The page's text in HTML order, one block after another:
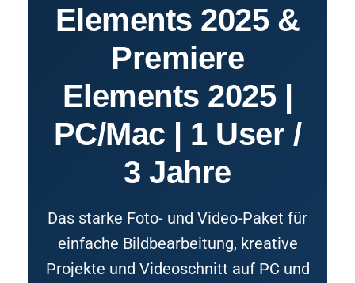
Elements 2025 &
Premiere
Elements 2025 |
PC/Mac | 1 User /
3 Jahre
Das starke Foto- und Video-Paket für
einfache Bildbearbeitung, kreative
Projekte und Videoschnitt auf PC und